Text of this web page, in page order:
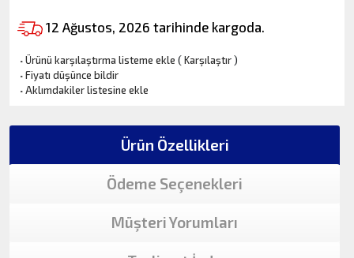
12 Ağustos, 2026 tarihinde kargoda.
·Ürünü karşılaştırma listeme ekle (Karşılaştır)
·Fiyatı düşünce bildir
·Aklımdakiler listesine ekle
Ürün Özellikleri
Ödeme Seçenekleri
Müşteri Yorumları